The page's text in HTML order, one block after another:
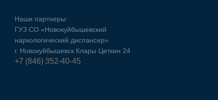
Наши партнеры:
ГУЗ CO «Новокуйбышевский
наркологический диспансер»
г. Новокуйбышевск Клары Цеткин 24
+7 (846) 352-40-45